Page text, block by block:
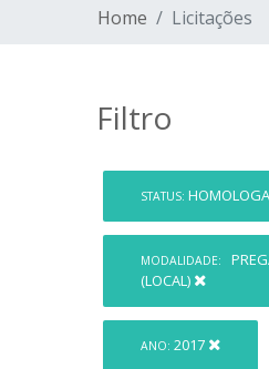
Home Licitações
Filtro
STATUS:
MODALIDADE:
(LOCAL)
ANO: 2017